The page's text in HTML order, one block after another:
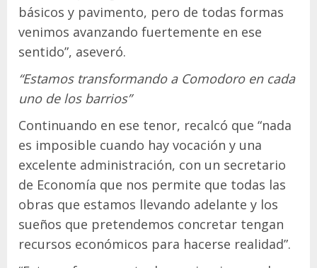
básicos y pavimento, pero de todas formas
venimos avanzando fuertemente en ese
sentido”, aseveró.
“Estamos transformando a Comodoro en cada
uno de los barrios”
Continuando en ese tenor, recalcó que “nada
es imposible cuando hay vocación y una
excelente administración, con un secretario
de Economía que nos permite que todas las
obras que estamos llevando adelante y los
sueños que pretendemos concretar tengan
recursos económicos para hacerse realidad”.